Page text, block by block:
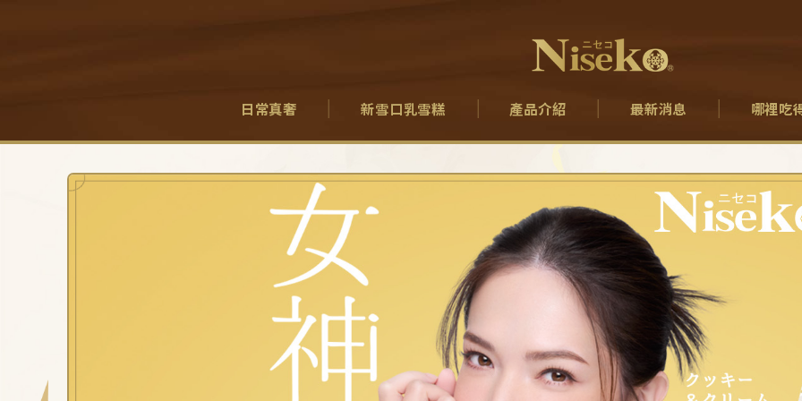
日常真奢 新雪口乳雪糕 產品介紹 最新消息 哪裡吃